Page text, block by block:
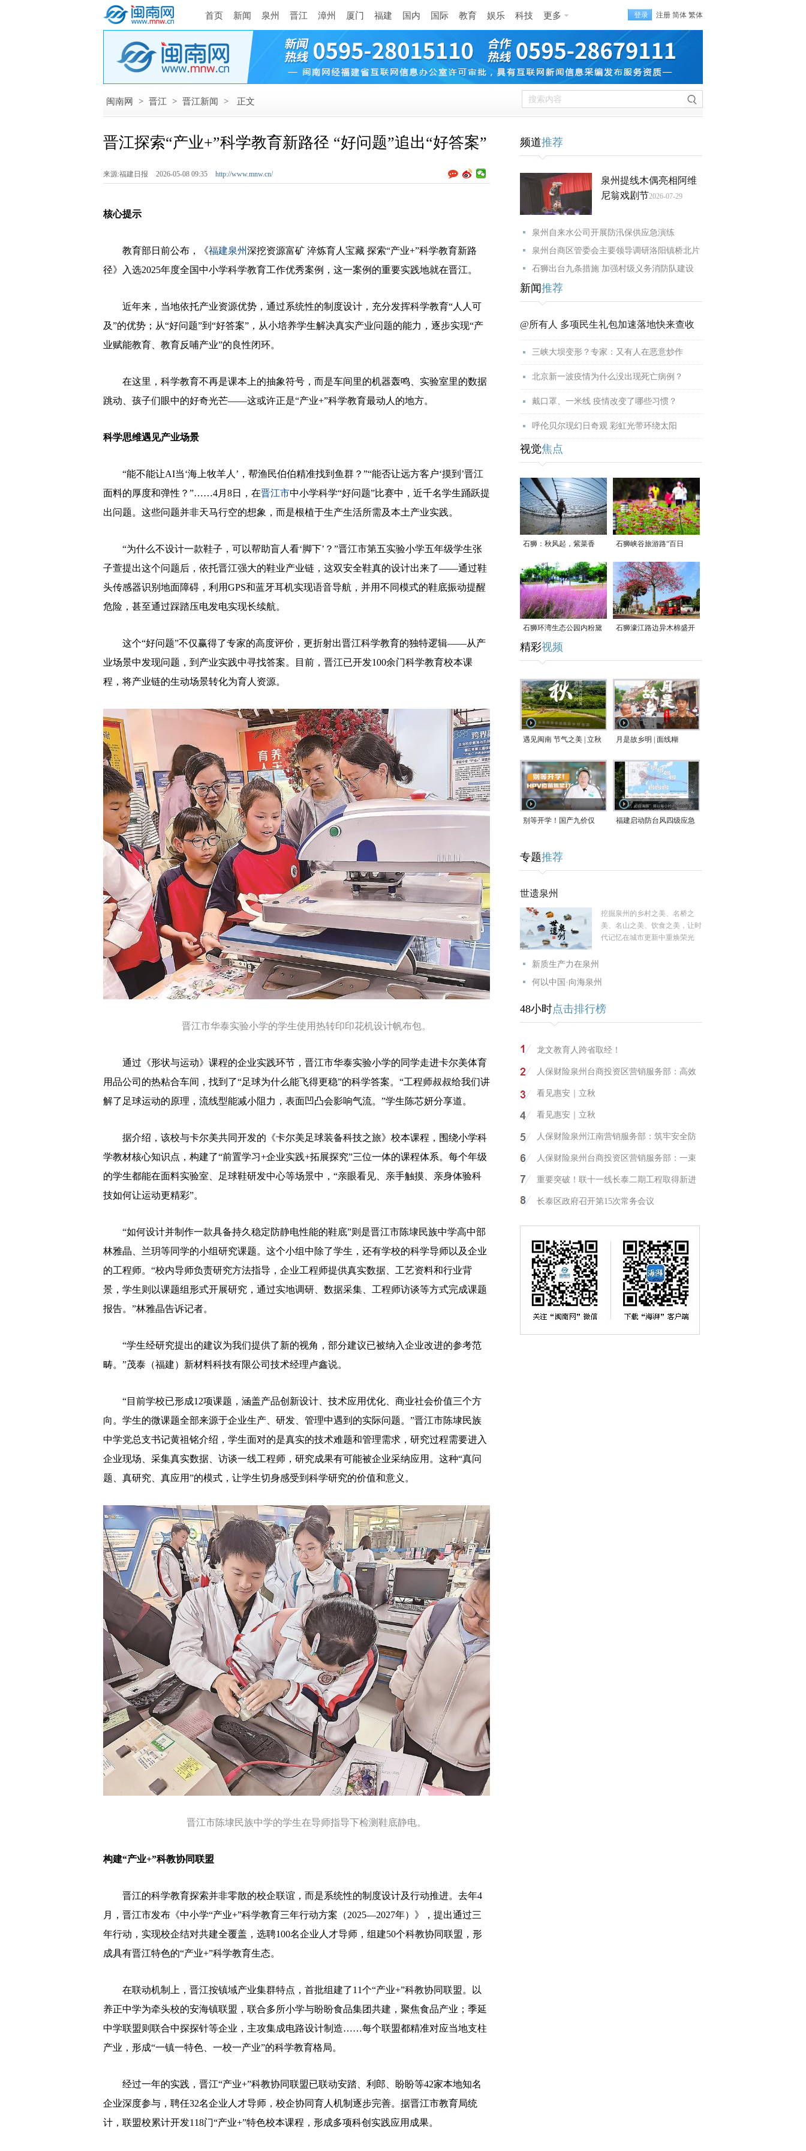
首页 新闻 泉州 晋江 漳州 厦门 福建 国内 国际 教育 娱乐 科技 更多 登录 注册 简体 繁体
闽南网 > 晋江 > 晋江新闻 > 正文
晋江探索“产业+”科学教育新路径 “好问题”追出“好答案”
来源:福建日报 2026-05-08 09:35 http://www.mnw.cn/
核心提示
教育部日前公布，《福建泉州深挖资源富矿 淬炼育人宝藏 探索“产业+”科学教育新路
径》入选2025年度全国中小学科学教育工作优秀案例，这一案例的重要实践地就在晋江。
近年来，当地依托产业资源优势，通过系统性的制度设计，充分发挥科学教育“人人可
及”的优势；从“好问题”到“好答案”，从小培养学生解决真实产业问题的能力，逐步实现“产
业赋能教育、教育反哺产业”的良性闭环。
在这里，科学教育不再是课本上的抽象符号，而是车间里的机器轰鸣、实验室里的数据
跳动、孩子们眼中的好奇光芒——这或许正是“产业+”科学教育最动人的地方。
科学思维遇见产业场景
“能不能让AI当‘海上牧羊人’，帮渔民伯伯精准找到鱼群？”“能否让远方客户‘摸到’晋江
面料的厚度和弹性？”……4月8日，在晋江市中小学科学“好问题”比赛中，近千名学生踊跃提
出问题。这些问题并非天马行空的想象，而是根植于生产生活所需及本土产业实践。
“为什么不设计一款鞋子，可以帮助盲人看‘脚下’？”晋江市第五实验小学五年级学生张
子萱提出这个问题后，依托晋江强大的鞋业产业链，这双安全鞋真的设计出来了——通过鞋
头传感器识别地面障碍，利用GPS和蓝牙耳机实现语音导航，并用不同模式的鞋底振动提醒
危险，甚至通过踩踏压电发电实现长续航。
这个“好问题”不仅赢得了专家的高度评价，更折射出晋江科学教育的独特逻辑——从产
业场景中发现问题，到产业实践中寻找答案。目前，晋江已开发100余门科学教育校本课
程，将产业链的生动场景转化为育人资源。
晋江市华泰实验小学的学生使用热转印印花机设计帆布包。
通过《形状与运动》课程的企业实践环节，晋江市华泰实验小学的同学走进卡尔美体育
用品公司的热粘合车间，找到了“足球为什么能飞得更稳”的科学答案。“工程师叔叔给我们讲
解了足球运动的原理，流线型能减小阻力，表面凹凸会影响气流。”学生陈芯妍分享道。
据介绍，该校与卡尔美共同开发的《卡尔美足球装备科技之旅》校本课程，围绕小学科
学教材核心知识点，构建了“前置学习+企业实践+拓展探究”三位一体的课程体系。每个年级
的学生都能在面料实验室、足球鞋研发中心等场景中，“亲眼看见、亲手触摸、亲身体验科
技如何让运动更精彩”。
“如何设计并制作一款具备持久稳定防静电性能的鞋底”则是晋江市陈埭民族中学高中部
林雅晶、兰玥等同学的小组研究课题。这个小组中除了学生，还有学校的科学导师以及企业
的工程师。“校内导师负责研究方法指导，企业工程师提供真实数据、工艺资料和行业背
景，学生则以课题组形式开展研究，通过实地调研、数据采集、工程师访谈等方式完成课题
报告。”林雅晶告诉记者。
“学生经研究提出的建议为我们提供了新的视角，部分建议已被纳入企业改进的参考范
畴。”茂泰（福建）新材料科技有限公司技术经理卢鑫说。
“目前学校已形成12项课题，涵盖产品创新设计、技术应用优化、商业社会价值三个方
向。学生的微课题全部来源于企业生产、研发、管理中遇到的实际问题。”晋江市陈埭民族
中学党总支书记黄祖铭介绍，学生面对的是真实的技术难题和管理需求，研究过程需要进入
企业现场、采集真实数据、访谈一线工程师，研究成果有可能被企业采纳应用。这种“真问
题、真研究、真应用”的模式，让学生切身感受到科学研究的价值和意义。
晋江市陈埭民族中学的学生在导师指导下检测鞋底静电。
构建“产业+”科教协同联盟
晋江的科学教育探索并非零散的校企联谊，而是系统性的制度设计及行动推进。去年4
月，晋江市发布《中小学“产业+”科学教育三年行动方案（2025—2027年）》，提出通过三
年行动，实现校企结对共建全覆盖，选聘100名企业人才导师，组建50个科教协同联盟，形
成具有晋江特色的“产业+”科学教育生态。
在联动机制上，晋江按镇域产业集群特点，首批组建了11个“产业+”科教协同联盟。以
养正中学为牵头校的安海镇联盟，联合多所小学与盼盼食品集团共建，聚焦食品产业；季延
中学联盟则联合中探探针等企业，主攻集成电路设计制造……每个联盟都精准对应当地支柱
产业，形成“一镇一特色、一校一产业”的科学教育格局。
经过一年的实践，晋江“产业+”科教协同联盟已联动安踏、利郎、盼盼等42家本地知名
企业深度参与，聘任32名企业人才导师，校企协同育人机制逐步完善。据晋江市教育局统
计，联盟校累计开发118门“产业+”特色校本课程，形成多项科创实践应用成果。
频道推荐
泉州提线木偶亮相阿维
尼翁戏剧节2026-07-29
泉州自来水公司开展防汛保供应急演练
泉州台商区管委会主要领导调研洛阳镇桥北片
石狮出台九条措施 加强村级义务消防队建设
新闻推荐
@所有人 多项民生礼包加速落地快来查收
三峡大坝变形？专家：又有人在恶意炒作
北京新一波疫情为什么没出现死亡病例？
戴口罩、一米线 疫情改变了哪些习惯？
呼伦贝尔现幻日奇观 彩虹光带环绕太阳
视觉焦点
石狮：秋风起，紫菜香 石狮峡谷旅游路“百日
草”争相斗艳
石狮环湾生态公园内粉黛
乱子草盛放
石狮濠江路边异木棉盛开
精彩视频
遇见闽南 节气之美 | 立秋 月是故乡明 | 面线糊
别等开学！国产九价仅
紧打
福建启动防台风四级应急
专题推荐
世遗泉州
挖掘泉州的乡村之美、名桥之
美、名山之美、饮食之美，让时
代记忆在城市更新中重焕荣光
新质生产力在泉州
何以中国·向海泉州
48小时点击排行榜
龙文教育人跨省取经！
人保财险泉州台商投资区营销服务部：高效
看见惠安｜立秋
看见惠安｜立秋
人保财险泉州江南营销服务部：筑牢安全防
人保财险泉州台商投资区营销服务部：一束
重要突破！联十一线长泰二期工程取得新进
长泰区政府召开第15次常务会议